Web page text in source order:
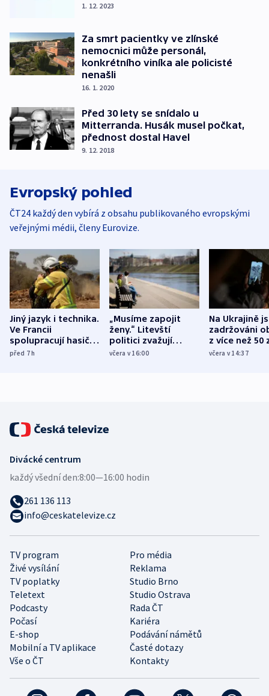
1. 12. 2023
Za smrt pacientky ve zlínské
nemocnici může personál,
konkrétního viníka ale policisté
nenašli
16. 1. 2020
Před 30 lety se snídalo u
Mitterranda. Husák musel počkat,
přednost dostal Havel
9. 12. 2018
Evropský pohled
ČT24 každý den vybírá z obsahu publikovaného evropskými
veřejnými médii, členy Eurovize.
Jiný jazyk i technika.
Ve Francii
spolupracují hasiči z
různých zemí
před 7h
„Musíme zapojit
ženy.“ Litevští
politici zvažují
dohodu o
včera v 16:00
Na Ukrajině
zadržováni
z více než 50
Bojovali na
včera v 14:37
TV program
Pro média
Živé vysílání
Reklama
TV poplatky
Studio Brno
Teletext
Studio Ostrava
Podcasty
Rada ČT
Počasí
Kariéra
E-shop
Podávání námětů
Mobilní a TV aplikace
Časté dotazy
Vše o ČT
Kontakty
Divácké centrum
každý všední den:8:00—16:00 hodin
261 136 113
info@ceskatelevize.cz